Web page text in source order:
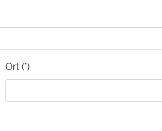
Ort (*)